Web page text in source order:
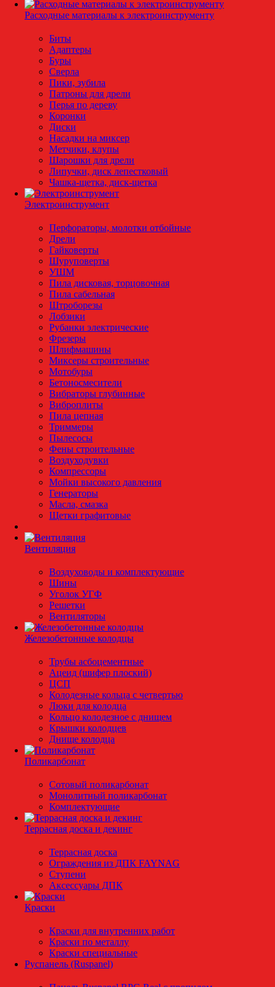
Расходные материалы к электроинструменту
Биты
Адаптеры
Буры
Сверла
Пики, зубила
Патроны для дрели
Перья по дереву
Коронки
Диски
Насадки на миксер
Метчики, клупы
Шарошки для дрели
Липучки, диск лепестковый
Чашка-щетка, диск-щетка
Электроинструмент
Перфораторы, молотки отбойные
Дрели
Гайковерты
Шуруповерты
УШМ
Пила дисковая, торцовочная
Пила сабельная
Штроборезы
Лобзики
Рубанки электрические
Фрезеры
Шлифмашины
Миксеры строительные
Мотобуры
Бетоносмесители
Вибраторы глубинные
Виброплиты
Пила цепная
Триммеры
Пылесосы
Фены строительные
Воздуходувки
Компрессоры
Мойки высокого давления
Генераторы
Масла, смазка
Щетки графитовые
Вентиляция
Воздуховоды и комплектующие
Шины
Уголок УГФ
Решeтки
Вентиляторы
Железобетонные колодцы
Трубы асбоцементные
Ацеид (шифер плоский)
ЦСП
Колодезные кольца с четвертью
Люки для колодца
Кольцо колодезное с днищем
Крышки колодцев
Днище колодца
Поликарбонат
Сотовый поликарбонат
Монолитный поликарбонат
Комплектующие
Террасная доска и декинг
Террасная доска
Ограждения из ДПК FAYNAG
Ступени
Аксессуары ДПК
Краски
Краски для внутренних работ
Краски по металлу
Краски специальные
Руспанель (Ruspanel)